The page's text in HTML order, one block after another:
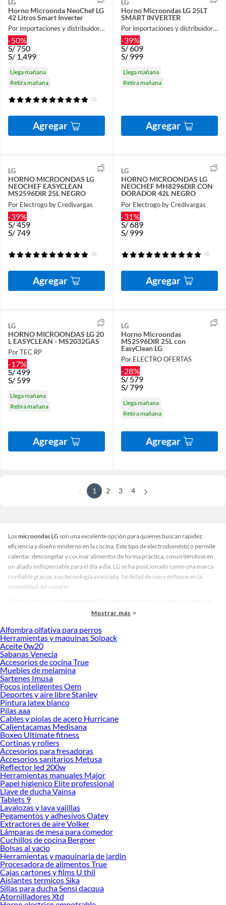
LG
Horno Microonda NeoChef LG
42 Litros Smart Inverter
Por importaciones y distribuidora A y F
-50%
S/750
S/ 1,499
Llega mañana
Retira mañana
(2)
Agregar
LG
Horno Microondas LG 25LT
SMART INVERTER
Por importaciones y distribuidora A y F
-39%
S/609
S/ 999
Llega mañana
Retira mañana
Agregar
LG
HORNO MICROONDAS LG
NEOCHEF EASYCLEAN
MS2596DIR 25L NEGRO
Por Electrogo by Credivargas
-39%
S/459
S/749
(8)
Agregar
LG
HORNO MICROONDAS LG
NEOCHEF MH8296DIR CON
DORADOR 42L NEGRO
Por Electrogo by Credivargas
-31%
S/689
S/ 999
(8)
Agregar
LG
HORNO MICROONDAS LG 20
L EASYCLEAN - MS2032GAS
Por TEC RP
-17%
S/499
S/ 599
Llega mañana
Retira mañana
Agregar
LG
Horno Microondas
MS2596DIR 25L con
EasyClean LG
Por ELECTRO OFERTAS
-28%
S/579
S/799
Llega mañana
Retira mañana
Agregar
1 2 3 4
Losmicroondas LG son una excelente opción para quienes buscan rapidez,
eficiencia y diseño moderno en la cocina. Este tipo de electrodoméstico permite
calentar, descongelar y cocinar alimentos de forma práctica, convirtiéndose en
un aliado indispensable para el día a día. LG se ha posicionado como una marca
confiable gracias a su tecnología avanzada, facilidad de uso y enfoque en la
comodidad del usuario.
modelos que se adaptan a diferentes espacios y estilos de cocina. Hay opciones
inoxidable para un toque elegante, y diseños en blanco o negro que combinan
fácilmente con otros electrodomésticos. También existen modelos con paneles
digitales, controles táctiles y funciones automáticas que simplifican el proceso
de cocción. Esta diversidad permite comparar y elegir según tus necesidades, el
tipo de alimentos que preparas y el estilo decorativo que prefieres.
Al momento de decidir, es importante considerar la capacidad del microondas,
la potencia que necesitas y las funciones que realmente vas a utilizar. Los
microondas LG están diseñados para ofrecer una experiencia intuitiva, con
programas preestablecidos que ahorran tiempo y aseguran resultados
consistentes. Además, su eficiencia energética y facilidad de limpieza los
convierten en una inversión inteligente para el hogar, ideal para quienes valoran
practicidad sin renunciar al diseño.
Si estás buscando un electrodoméstico que combine funcionalidad, estilo y
confianza, losmicroondas LG
nuestras colecciones disponibles y descubre cuál se adapta mejor a ti. Conoce
más sobre sus beneficios y elige el modelo que transforme tu forma de cocinar
con rapidez, comodidad y tecnología de vanguardia.
Refrigeradora
Ventilador
Aire acondicionado
Aire acondicionado portatil
Deshumedecedor
Cocinas
Licuadora
Freidora de aire
Cafetera
Lavadora
Mostrar más
Alfombra olfativa para perros
Herramientas y maquinas Solpack
Aceite 0w20
Sabanas Venecia
Accesorios de cocina True
Muebles de melamina
Sartenes Imusa
Focos inteligentes Oem
Deportes y aire libre Stanley
Pintura latex blanco
Pilas aaa
Cables y piolas de acero Hurricane
Calientacamas Medisana
Boxeo Ultimate fitness
Cortinas y rollers
Accesorios para fresadoras
Accesorios sanitarios Metusa
Reflector led 200w
Herramientas manuales Major
Papel higienico Elite professional
Llave de ducha Vainsa
Tablets 9
Lavalozas y lava vajillas
Pegamentos y adhesivos Oatey
Extractores de aire Volker
Lámparas de mesa para comedor
Cuchillos de cocina Bergner
Bolsas al vacio
Herramientas y maquinaria de jardin
Procesadora de alimentos True
Cajas cartones y films U thil
Aislantes termicos Sika
Sillas para ducha Sensi dacqua
Atornilladores Xtd